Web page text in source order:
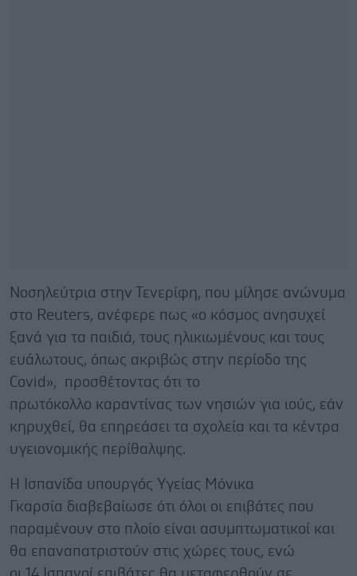
Νοσηλεύτρια στην Τενερίφη, που μίλησε ανώνυμα
στο Reuters, ανέφερε πως «ο κόσμος ανησυχεί
ξανά για τα παιδιά, τους ηλικιωμένους και τους
ευάλωτους, όπως ακριβώς στην περίοδο της
Covid», προσθέτοντας ότι το
πρωτόκολλο καραντίνας των νησιών για ιούς, εάν
κηρυχθεί, θα επηρεάσει τα σχολεία και τα κέντρα
υγειονομικής περίθαλψης.
Η Ισπανίδα υπουργός Υγείας Μόνικα
Γκαρσία διαβεβαίωσε ότι όλοι οι επιβάτες που
παραμένουν στο πλοίο είναι ασυμπτωματικοί και
θα επαναπατριστούν στις χώρες τους, ενώ